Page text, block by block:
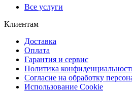
Все услуги
Клиентам
Доставка
Оплата
Гарантия и сервис
Политика
Согласие на обработку
Использование Cookie